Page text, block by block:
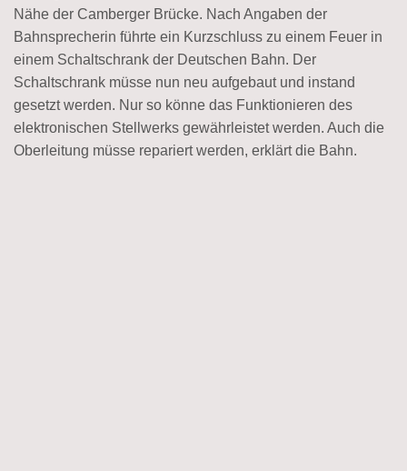
Nähe der Camberger Brücke. Nach Angaben der
Bahnsprecherin führte ein Kurzschluss zu einem Feuer in
einem Schaltschrank der Deutschen Bahn. Der
Schaltschrank müsse nun neu aufgebaut und instand
gesetzt werden. Nur so könne das Funktionieren des
elektronischen Stellwerks gewährleistet werden. Auch die
Oberleitung müsse repariert werden, erklärt die Bahn.